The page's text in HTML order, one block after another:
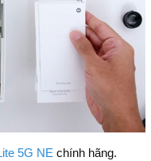
5G NE chính hãng.